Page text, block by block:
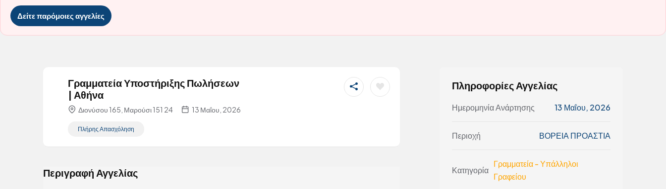
Δείτε παρόμοιες αγγελίες
Γραμματεία Υποστήριξης Πωλήσεων
| Αθήνα
Διονύσου 165, Μαρούσι 151 24 13 Μαΐου, 2026
Πλήρης Απασχόληση
Περιγραφή Αγγελίας
Πληροφορίες Αγγελίας
Ημερομηνία Ανάρτησης 13 Μαΐου, 2026
Περιοχή ΒΟΡΕΙΑ ΠΡΟΑΣΤΙΑ
Κατηγορία
Γραμματεία - Υπάλληλοι
Γραφείου